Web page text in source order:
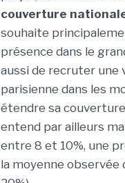
couverture
souhaite
présence dans le
aussi de recruter une
parisienne dans les
étendre sa
entend par ailleurs
entre 8 et 10%, une
la moyenne observée